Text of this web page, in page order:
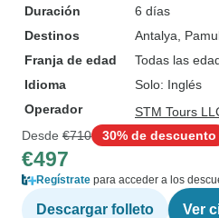
Duración
6 días
Destinos
Antalya ,
Franja de edad
Todas las
Idioma
Solo: Inglés
Operador
STM Tours
Desde €710 30% de descuento
€497
Regístrate para acceder a los
Descargar folleto Ver